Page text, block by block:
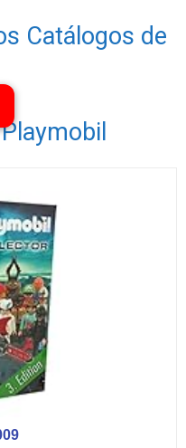
Catálogos de